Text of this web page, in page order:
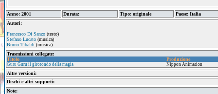
Anno: 2001 Durata: Tipo: originale
Paese: Italia
Autori:
Francesco Di Sanzo (testo)
Stefano Lucato (musica)
Bruno Tibaldi (musica)
Trasmissioni collegate:
Titolo
Produzione
Guru Guru il girotondo della magia Nippon Animation
Altre versioni:
Dischi e altri supporti:
Note: